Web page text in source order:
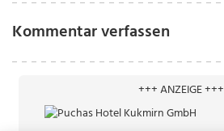
Kommentar verfassen
+++ ANZEIGE +++